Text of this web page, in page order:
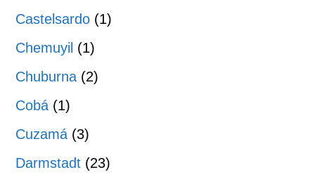
Castelsardo (1)
Chemuyil (1)
Chuburna (2)
Cobá (1)
Cuzamá (3)
Darmstadt (23)